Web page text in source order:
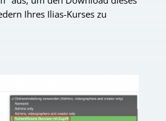
Ihres Ilias-Kurses zu